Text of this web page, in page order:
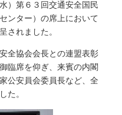
）第６３回交通安全国民
ンター）の席上において
されました。
全協会会長との連盟表彰
臨席を仰ぎ、来賓の内閣
公安員会委員長など、全
た。